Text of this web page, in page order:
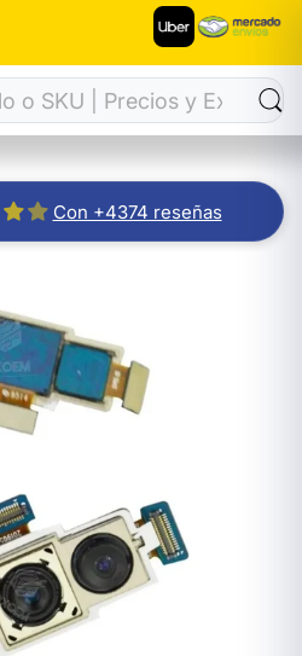
Camara Trasera Samsung A50S
Con +4374 reseñas